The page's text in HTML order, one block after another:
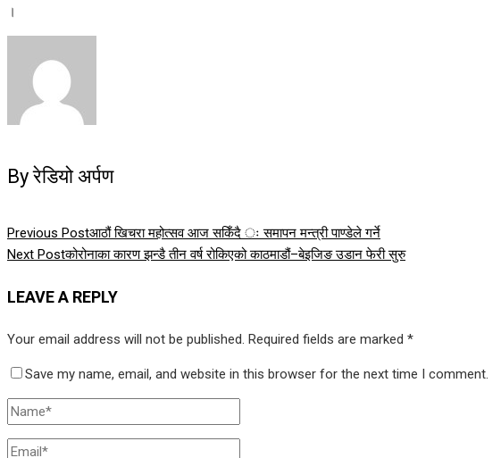
।
By रेडियो अर्पण
Previous Postआठौं खिचरा महोत्सव आज सकिँदै ः समापन मन्त्री पाण्डेले गर्ने
Next Postकोरोनाका कारण झन्डै तीन वर्ष रोकिएको काठमाडौं–बेइजिङ उडान फेरी सुरु
LEAVE A REPLY
Your email address will not be published. Required fields are marked *
Save my name, email, and website in this browser for the next time I comment.